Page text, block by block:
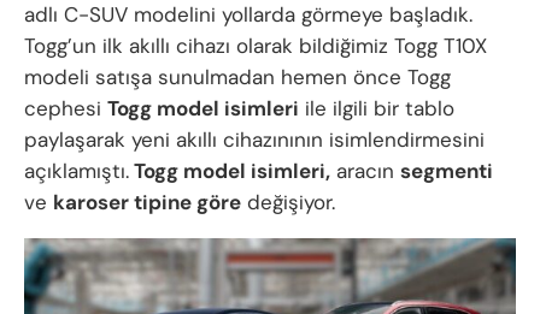
adlı C-SUV modelini yollarda görmeye başladık.
Togg’un ilk akıllı cihazı olarak bildiğimiz Togg T10X
modeli satışa sunulmadan hemen önce Togg
cephesi Togg model isimleri ile ilgili bir tablo
paylaşarak yeni akıllı cihazınının isimlendirmesini
açıklamıştı.Togg model isimleri, aracın segmenti
ve karoser tipine göre değişiyor.